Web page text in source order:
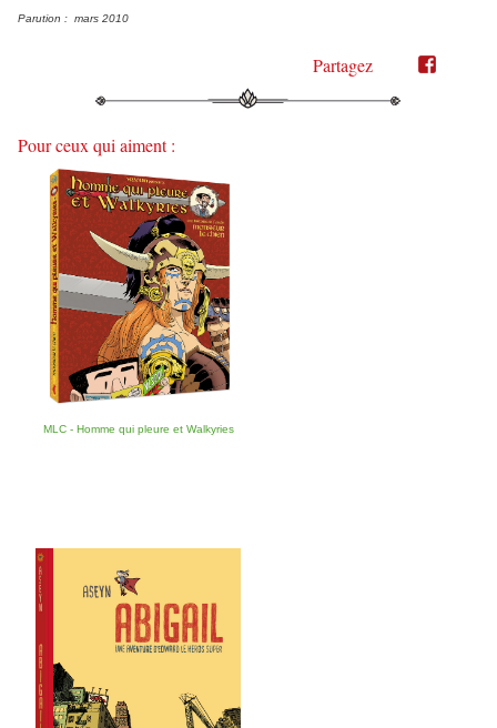
Parution : mars 2010
Partagez
Partager
Twitter"
Partager
Pour ceux qui aiment :
MLC - Homme qui pleure et Walkyries